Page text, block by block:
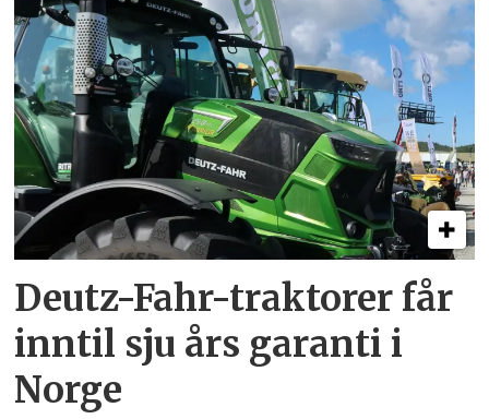
Deutz-Fahr-traktorer får
inntil sju års garanti i
Norge